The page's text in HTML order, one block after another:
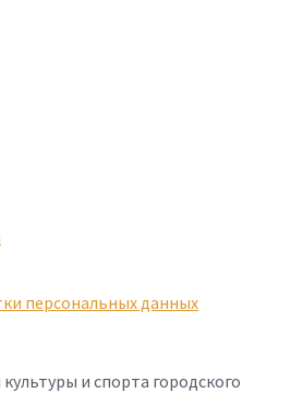
персональных данных
и спорта городского